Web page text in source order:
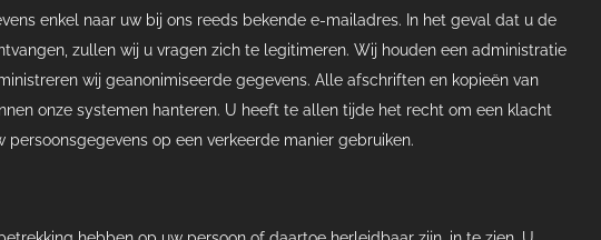
enkel naar uw bij ons reeds bekende e-mailadres. In het geval dat u de
zullen wij u vragen zich te legitimeren. Wij houden een administratie
wij geanonimiseerde gegevens. Alle afschriften en kopieën van
onze systemen hanteren. U heeft te allen tijde het recht om een klacht
op een verkeerde manier gebruiken.